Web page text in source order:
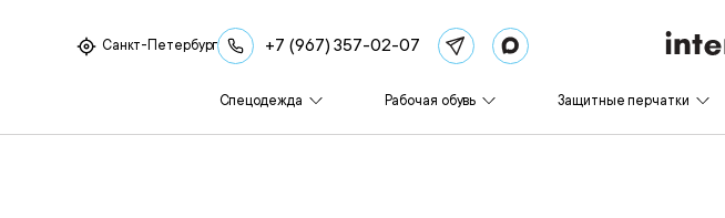
Санкт-Петербург +7 (967) 357-02-07
Спецодежда Рабочая обувь Защитные перчатки